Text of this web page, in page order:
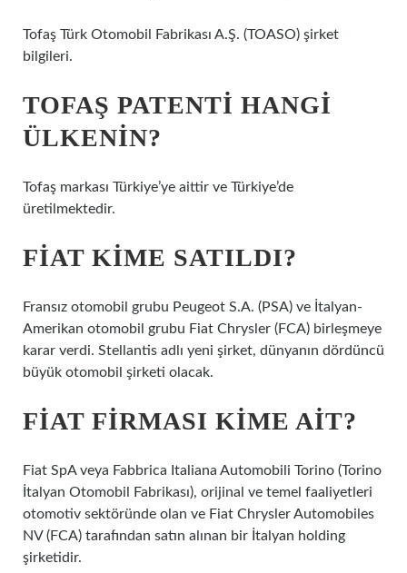
Tofaş Türk Otomobil Fabrikası A.Ş. (TOASO) şirket
bilgileri.
TOFAŞ PATENTI HANGI
ÜLKENIN?
Tofaş markası Türkiye’ye aittir ve Türkiye’de
üretilmektedir.
FIAT KIME SATILDI?
Fransız otomobil grubu Peugeot S.A. (PSA) ve İtalyan-
Amerikan otomobil grubu Fiat Chrysler (FCA) birleşmeye
karar verdi. Stellantis adlı yeni şirket, dünyanın dördüncü
büyük otomobil şirketi olacak.
FIAT FIRMASI KIME AIT?
Fiat SpA veya Fabbrica Italiana Automobili Torino (Torino
İtalyan Otomobil Fabrikası), orijinal ve temel faaliyetleri
otomotiv sektöründe olan ve Fiat Chrysler Automobiles
NV (FCA) tarafından satın alınan bir İtalyan holding
şirketidir.